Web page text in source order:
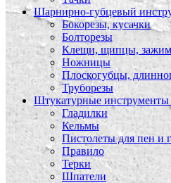
Шарнирно-губцевый
Бокорезы, кусачки
Болторезы
Клещи, щипцы,
Ножницы
Плоскогубцы,
Труборезы
Штукатурные инструменты
Гладилки
Кельмы
Пистолеты для пен и
Правило
Терки
Шпатели